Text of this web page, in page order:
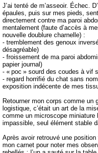
J’ai tenté de m’asseoir. Échec.
épaules, puis sur mes pieds,
directement contre ma paroi
mentalement (faute d’accès à
nouvelle doublure charnelle) :
- tremblement des genoux
désagréable)
- froissement de ma paroi
papier journal)
- « poc » sourd des coudes à vif
- regard horrifié du chat sans
exposition indécente de mes
Retourner mon corps comme un
logistique, c’était un art de la
comme un microscope
impassible, seul élément stable
Après avoir retrouvé une position
mon carnet pour noter mes